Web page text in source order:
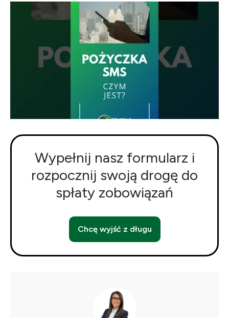
Wypełnij nasz formularz i
rozpocznij swoją drogę do
spłaty zobowiązań
Chcę wyjść z długu